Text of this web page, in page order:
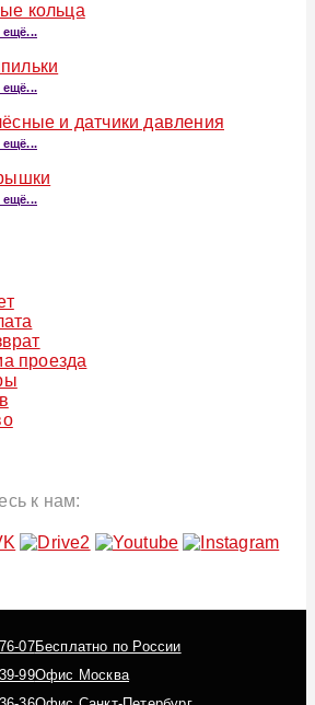
кольца
ещё...
ещё...
и датчики давления
ещё...
ещё...
проезда
к нам:
07Бесплатно по России
99Офис Москва